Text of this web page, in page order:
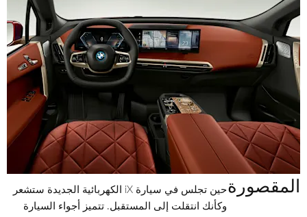
المقصورة
حين تجلس في سيارة iX الكهربائية الجديدة ستشعر
وكأنك انتقلت إلى المستقبل. تتميز أجواء السيارة